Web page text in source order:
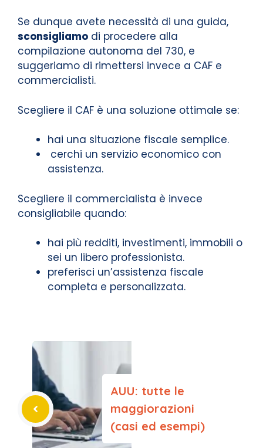
Se dunque avete necessità di una guida,
sconsigliamo di procedere alla
compilazione autonoma del 730, e
suggeriamo di rimettersi invece a CAF e
commercialisti.
Scegliere il CAF è una soluzione ottimale se:
hai una situazione fiscale semplice.
cerchi un servizio economico con
assistenza.
Scegliere il commercialista è invece
consigliabile quando:
hai più redditi, investimenti, immobili o
sei un libero professionista.
preferisci un’assistenza fiscale
completa e personalizzata.
AUU: tutte le
maggiorazioni
(casi ed esempi)